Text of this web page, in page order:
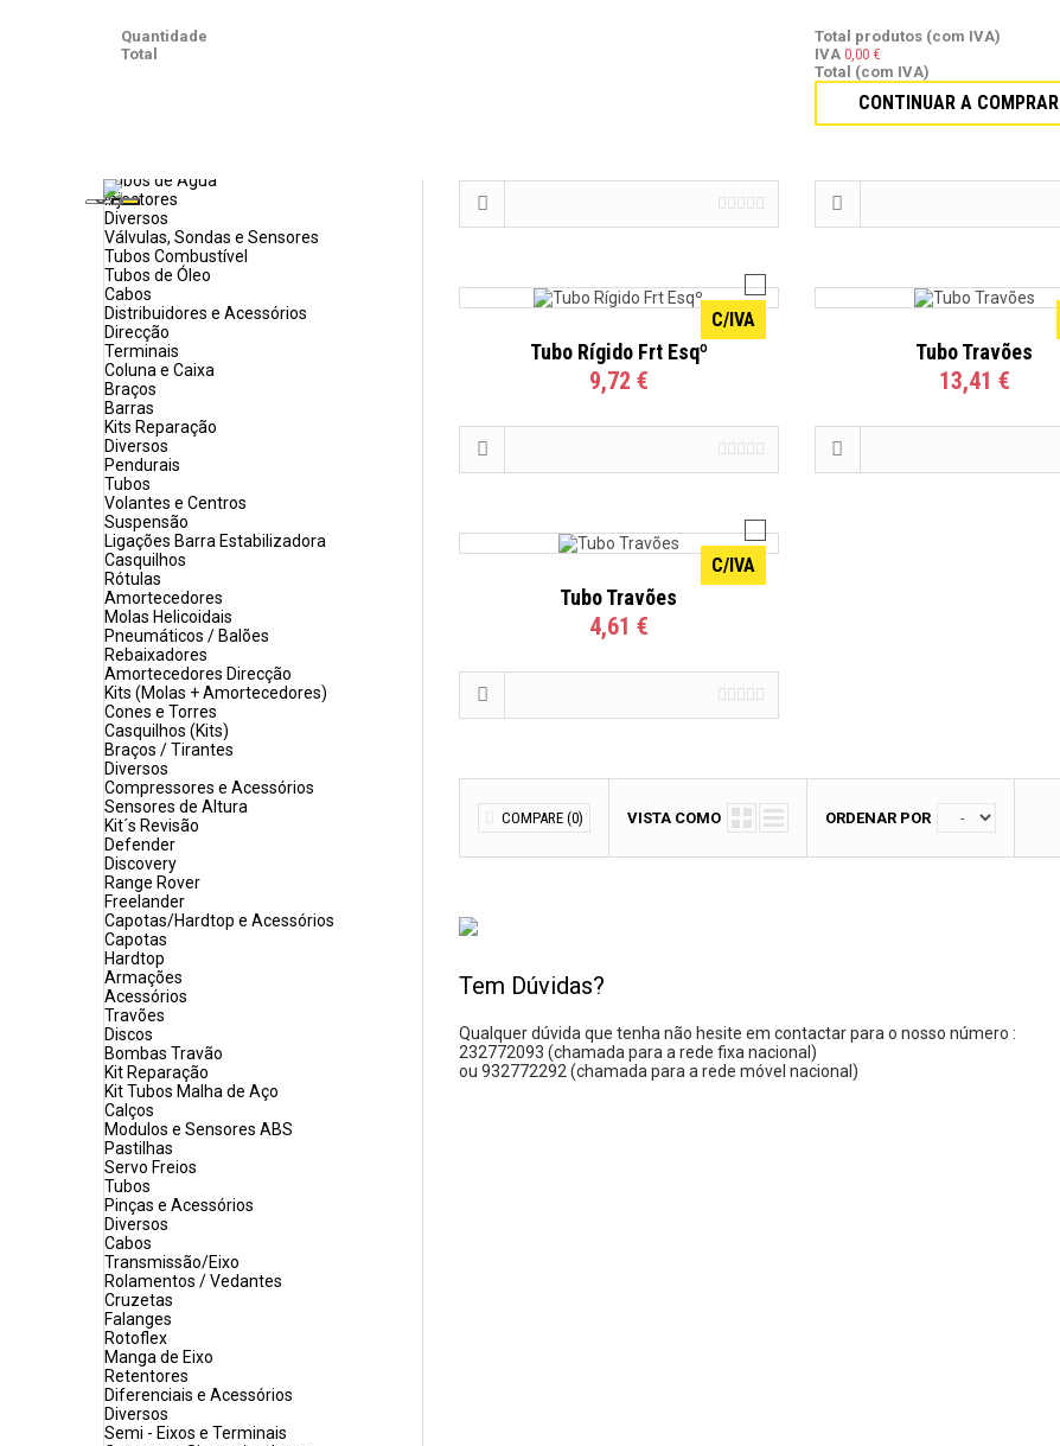
Quantidade
Total
Total produtos (com IVA)
IVA 0,00 €
Total (com IVA)
CONTINUAR A COMPRAR
Tensores, Polie, Carretos
Bombas Direcção
Tubos de Água
Injectores
Diversos
Válvulas, Sondas e Sensores
Tubos Combustível
Tubos de Óleo
Cabos
Distribuidores e Acessórios
Direcção
Terminais
Coluna e Caixa
Braços
Barras
Kits Reparação
Diversos
Pendurais
Tubos
Volantes e Centros
Suspensão
Ligações Barra Estabilizadora
Casquilhos
Rótulas
Amortecedores
Molas Helicoidais
Pneumáticos / Balões
Rebaixadores
Amortecedores Direcção
Kits (Molas + Amortecedores)
Cones e Torres
Casquilhos (Kits)
Braços / Tirantes
Diversos
Compressores e Acessórios
Sensores de Altura
Kit´s Revisão
Defender
Discovery
Range Rover
Freelander
Capotas/Hardtop e Acessórios
Capotas
Hardtop
Armações
Acessórios
Travões
Discos
Bombas Travão
Kit Reparação
Kit Tubos Malha de Aço
Calços
Modulos e Sensores ABS
Pastilhas
Servo Freios
Tubos
Pinças e Acessórios
Diversos
Cabos
Transmissão/Eixo
Rolamentos / Vedantes
Cruzetas
Falanges
Rotoflex
Manga de Eixo
Retentores
Diferenciais e Acessórios
Diversos
Semi - Eixos e Terminais
Tubo Travões
9,53 €
C/IVA
Tubo Rígido Frt Esqº
9,72 €
Tubo Travões
13,41 €
C/IVA
Tubo Travões
4,61 €
COMPARE (0) VISTA COMO ORDENAR POR
Tem Dúvidas?
Qualquer dúvida que tenha não hesite em contactar para o nosso número :
232772093 (chamada para a rede fixa nacional)
ou 932772292 (chamada para a rede móvel nacional)